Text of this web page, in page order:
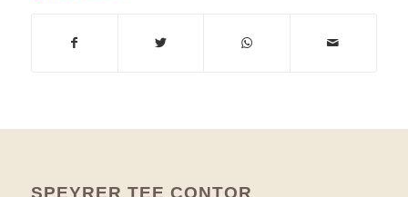
SPEYRER TEE CONTOR